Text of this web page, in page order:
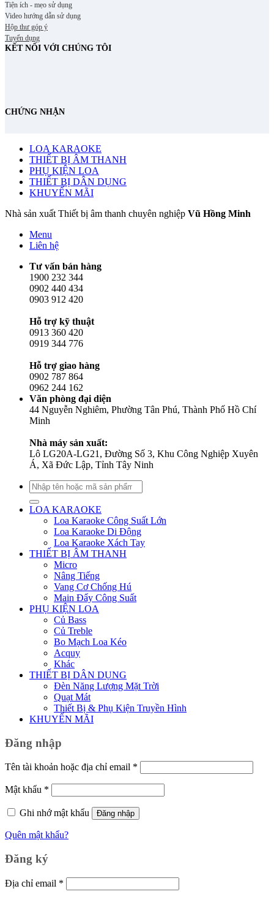
Tiện ích - mẹo sử dụng
Video hướng dẫn sử dụng
Hộp thư góp ý
Tuyển dụng
KẾT NỐI VỚI CHÚNG TÔI
CHỨNG NHẬN
LOA KARAOKE
THIẾT BỊ ÂM THANH
PHỤ KIỆN LOA
THIẾT BỊ DÂN DỤNG
KHUYẾN MÃI
Nhà sản xuất Thiết bị âm thanh chuyên nghiệp Vũ Hồng Minh
Menu
Liên hệ
Tư vấn bán hàng
1900 232 344
0902 440 434
0903 912 420
Hỗ trợ kỹ thuật
0913 360 420
0919 344 776
Hỗ trợ giao hàng
0902 787 864
0962 244 162
Văn phòng đại diện
44 Nguyễn Nghiêm, Phường Tân Phú, Thành Phố Hồ Chí
Minh
Nhà máy sản xuất:
Lô LG20A-LG21, Đường Số 3, Khu Công Nghiệp Xuyên
Á, Xã Đức Lập, Tỉnh Tây Ninh
Tìm
kiếm:
LOA KARAOKE
Loa Karaoke Công Suất Lớn
Loa Karaoke Di Động
Loa Karaoke Xách Tay
THIẾT BỊ ÂM THANH
Micro
Nâng Tiếng
Vang Cơ Chống Hú
Main Đẩy Công Suất
PHỤ KIỆN LOA
Củ Bass
Củ Treble
Bo Mạch Loa Kéo
Acquy
Khác
THIẾT BỊ DÂN DỤNG
Đèn Năng Lượng Mặt Trời
Quạt Mát
Thiết Bị & Phụ Kiện Truyền Hình
KHUYẾN MÃI
Đăng nhập
Tên tài khoản hoặc địa chỉ email *
buộc
Mật khẩu *
buộc
Ghi nhớ mật khẩu
Đăng nhập
Quên mật khẩu?
Đăng ký
Địa chỉ email *
buộc